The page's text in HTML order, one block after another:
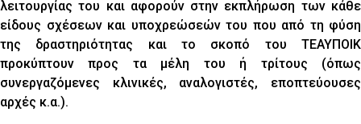
λειτουργίας του και αφορούν στην εκπλήρωση των κάθε
είδους σχέσεων και υποχρεώσεών του που από τη φύση
της δραστηριότητας και το σκοπό του ΤΕΑΥΠΟΙΚ
προκύπτουν προς τα μέλη του ή τρίτους (όπως
συνεργαζόμενες κλινικές, αναλογιστές, εποπτεύουσες
αρχές κ.α.).